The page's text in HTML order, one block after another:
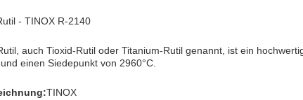
- TINOX R-2140
auch Tioxid-Rutil oder Titanium-Rutil genannt, ist ein
einen Siedepunkt von 2960°C.
TINOX